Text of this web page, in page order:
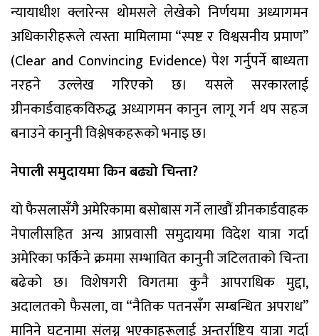
न्यायाधीश क्लारेन्स थोमसले लेखेको निर्णयमा अध्यागमन
अधिकारीहरूले त्यस्ता मामिलामा “स्पष्ट र विश्वसनीय प्रमाण”
(Clear and Convincing Evidence) पेश गर्नुपर्ने बाध्यता
नरहने उल्लेख गरिएको छ। यसले सरकारलाई
ग्रीनकार्डवाहकविरुद्ध अध्यागमन कानुन लागू गर्न थप सहज
बनाउने कानुनी विश्लेषकहरूको भनाइ छ।
नेपाली समुदायमा किन बढ्यो चिन्ता?
यो फैसलासँगै अमेरिकामा बसोबास गर्ने लाखौं ग्रीनकार्डवाहक
नेपालीसहित अन्य आप्रवासी समुदायमा विदेश यात्रा गर्दा
अमेरिका फर्किने क्रममा सम्भावित कानुनी जटिलताको चिन्ता
बढेको छ। विशेषगरी विगतमा कुनै आपराधिक मुद्दा,
अदालतको फैसला, वा “नैतिक पतनसँग सम्बन्धित अपराध”